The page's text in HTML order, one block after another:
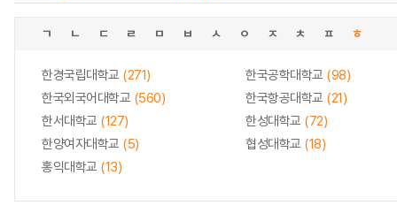
ㄱ ㄴ ㄷ ㄹ ㅁ ㅂ ㅅ ㅇ ㅈ ㅊ ㅍ ㅎ
한경국립대학교 (271) 한국공학대학교 (98)
한국외국어대학교 (560) 한국항공대학교 (21)
한서대학교 (127) 한성대학교 (72)
한양여자대학교 (5) 협성대학교 (18)
홍익대학교 (13)